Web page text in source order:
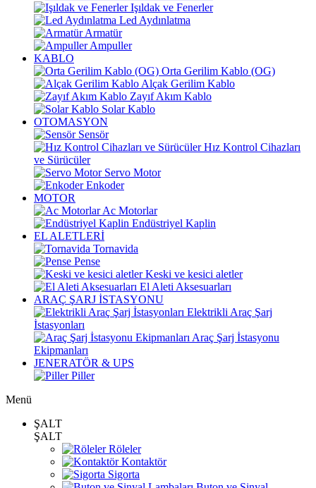
Işıldak ve Fenerler
Led Aydınlatma
Armatür
Ampuller
KABLO
Orta Gerilim Kablo (OG)
Alçak Gerilim Kablo
Zayıf Akım Kablo
Solar Kablo
OTOMASYON
Sensör
Hız Kontrol Cihazları
ve Sürücüler
Servo Motor
Enkoder
MOTOR
Ac Motorlar
Endüstriyel Kaplin
EL ALETLERİ
Tornavida
Pense
Keski ve kesici aletler
El Aleti Aksesuarları
ARAÇ ŞARJ İSTASYONU
Elektrikli Araç Şarj
İstasyonları
Araç Şarj İstasyonu
Ekipmanları
JENERATÖR & UPS
Piller
Menü
ŞALT
ŞALT
Röleler
Kontaktör
Sigorta